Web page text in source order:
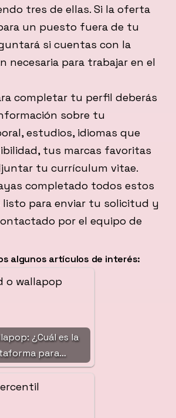
tres de ellas. Si la oferta
un puesto fuera de tu
si cuentas con la
necesaria para trabajar en el
completar tu perfil deberás
sobre tu
estudios, idiomas que
tus marcas favoritas
tu currículum vitae.
completado todos estos
listo para enviar tu solicitud y
por el equipo de
algunos artículos de interés:
¿Cuál es la
para…